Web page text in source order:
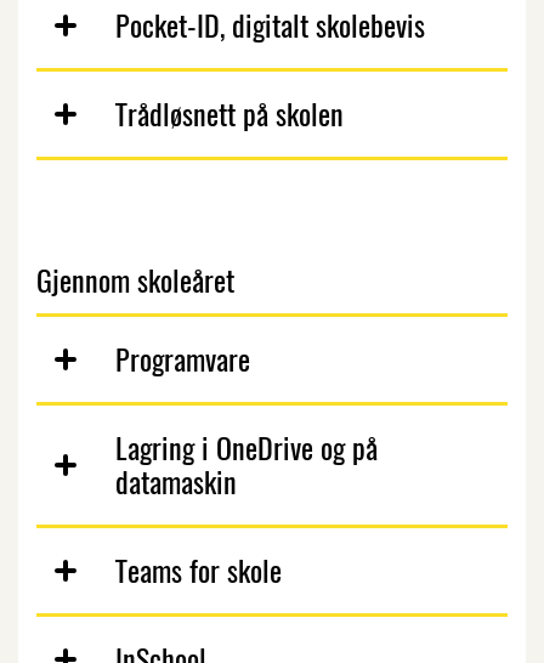
Pocket-ID, digitalt skolebevis
Trådløsnett på skolen
Gjennom skoleåret
Programvare
Lagring i OneDrive og på
datamaskin
Teams for skole